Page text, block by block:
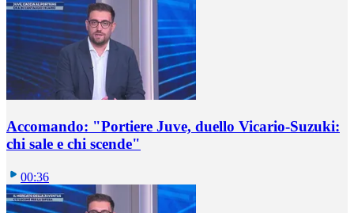
Accomando: "Portiere Juve, duello Vicario-Suzuki:
chi sale e chi scende"
00:36